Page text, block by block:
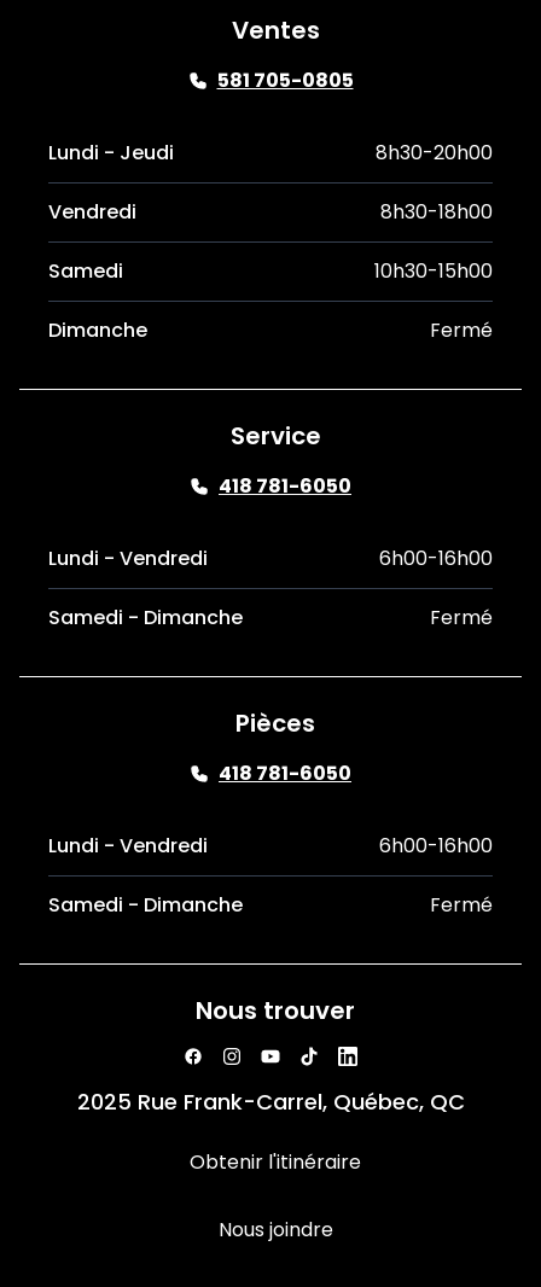
Ventes
581 705-0805
Lundi - Jeudi 8h30-20h00
Vendredi 8h30-18h00
Samedi 10h30-15h00
Dimanche Fermé
Service
418 781-6050
Lundi - Vendredi 6h00-16h00
Samedi - Dimanche Fermé
Pièces
418 781-6050
Lundi - Vendredi 6h00-16h00
Samedi - Dimanche Fermé
Nous trouver
2025 Rue Frank-Carrel, Québec, QC
Obtenir l'itinéraire
Nous joindre